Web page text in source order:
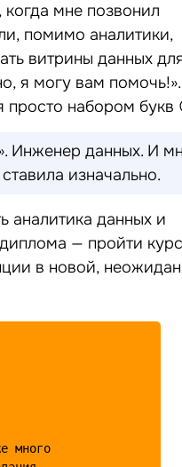
мне позвонил
помимо аналитики,
витрины данных
я могу вам
просто набором букв
Инженер данных. И
изначально.
данных и
— пройти курс
в новой,
много